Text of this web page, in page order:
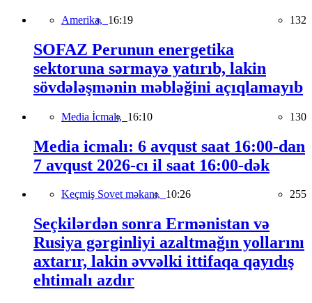
Amerika, 16:19 132
SOFAZ Perunun energetika
sektoruna sərmayə yatırıb, lakin
sövdələşmənin məbləğini açıqlamayıb
Media İcmalı, 16:10 130
Media icmalı: 6 avqust saat 16:00-dan
7 avqust 2026-cı il saat 16:00-dək
Keçmiş Sovet məkanı, 10:26 255
Seçkilərdən sonra Ermənistan və
Rusiya gərginliyi azaltmağın yollarını
axtarır, lakin əvvəlki ittifaqa qayıdış
ehtimalı azdır